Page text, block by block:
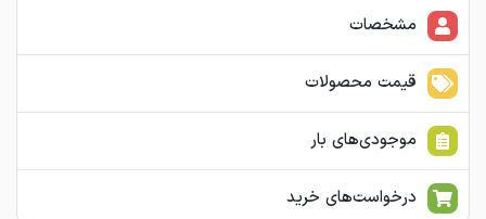
مشخصات
قیمت محصولات
موجودی‌های بار
درخواست‌های خرید